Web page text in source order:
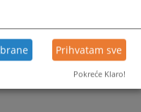
Prihvatam sve
Pokreće Klaro!